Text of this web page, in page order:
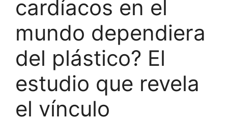
cardíacos en el
mundo dependiera
del plástico? El
estudio que revela
el vínculo